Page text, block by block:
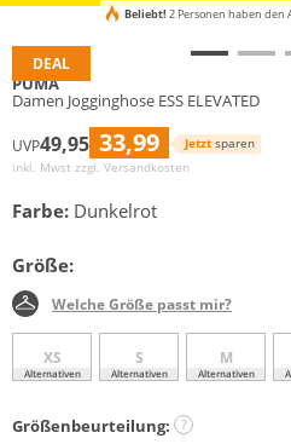
DEAL
Beliebt! 2 Personen haben den
PUMA
Damen Jogginghose ESS ELEVATED
UVP49,95 33,99 Jetzt sparen
inkl. Mwst zzgl. Versandkosten
Farbe: Dunkelrot
Größe:
Welche Größe passt mir?
XS
Alternativen
S
Alternativen
M
Alternativen
Größenbeurteilung: ?